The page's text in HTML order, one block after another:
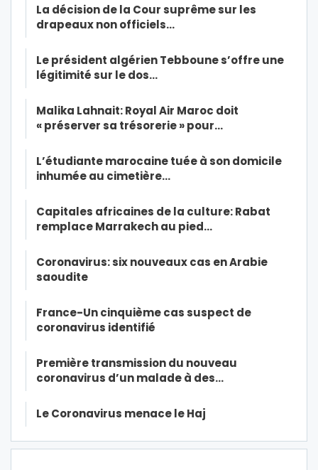
La décision de la Cour suprême sur les
drapeaux non officiels…
Le président algérien Tebboune s’offre une
légitimité sur le dos…
Malika Lahnait: Royal Air Maroc doit
« préserver sa trésorerie » pour…
L’étudiante marocaine tuée à son domicile
inhumée au cimetière…
Capitales africaines de la culture: Rabat
remplace Marrakech au pied…
Coronavirus: six nouveaux cas en Arabie
saoudite
France-Un cinquième cas suspect de
coronavirus identifié
Première transmission du nouveau
coronavirus d’un malade à des…
Le Coronavirus menace le Haj